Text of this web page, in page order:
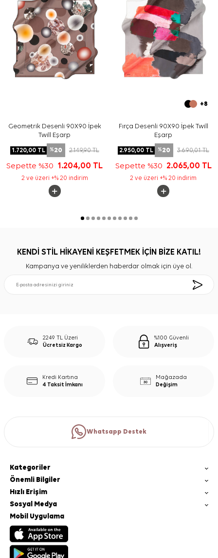
Geometrik Desenli 90X90 İpek
Twill Eşarp
1.720,00TL %20 2.149,90TL
Sepette %30 1.204,00 TL
2 ve üzeri +% 20 indirim
+8
Fırça Desenli 90X90 İpek Twill
Eşarp
2.950,00TL %20 3.690,01TL
Sepette %30 2.065,00 TL
2 ve üzeri +% 20 indirim
KENDİ STİL HİKAYENİ KEŞFETMEK İÇİN BİZE KATIL!
Kampanya ve yeniliklerden haberdar olmak için üye ol.
2249 TL Üzeri
Ücretsiz Kargo
%100 Güvenli
Alışveriş
Kredi Kartına
4 Taksit İmkanı
Mağazada
Değişim
Whatsapp Destek
Kategoriler
Önemli Bilgiler
Hızlı Erişim
Sosyal Medya
Mobil Uygulama